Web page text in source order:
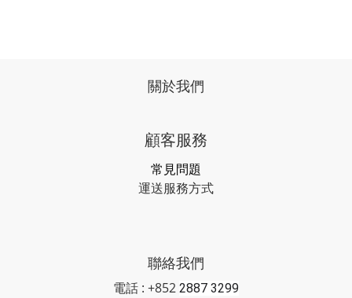
關於我們
顧客服務
常見問題
運送服務方式
聯絡我們
電話 : +852 2887 3299